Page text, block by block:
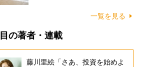
一覧を見る
の著者・連載
藤川里絵「さあ、投資を始めよ